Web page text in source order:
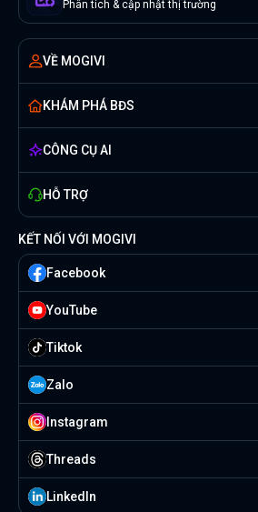
Phân tích & cập nhật thị trường
VỀ MOGIVI
KHÁM PHÁ BĐS
CÔNG CỤ AI
HỖ TRỢ
KẾT NỐI VỚI MOGIVI
Facebook
YouTube
Tiktok
Zalo
Instagram
Threads
Linkedln